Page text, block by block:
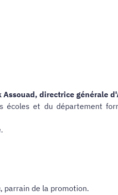
Assouad, directrice générale
écoles et du département
, parrain de la promotion.